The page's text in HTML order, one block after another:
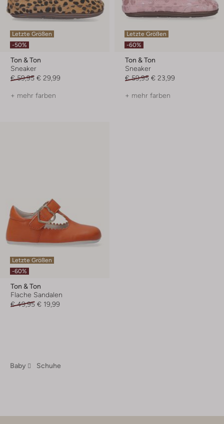
Letzte Größen
-50%
Ton & Ton
Sneaker
€ 59,95 € 29,99
+ mehr farben
Letzte Größen
-60%
Ton & Ton
Sneaker
€ 59,95 € 23,99
+ mehr farben
Letzte Größen
-60%
Ton & Ton
Flache Sandalen
€ 49,95 € 19,99
Baby Schuhe